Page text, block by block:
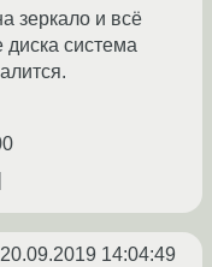
зеркало и всё
диска система
20.09.2019 14:04:49